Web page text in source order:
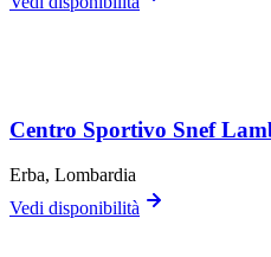
Centro Sportivo Snef
Erba, Lombardia
Vedi disponibilità